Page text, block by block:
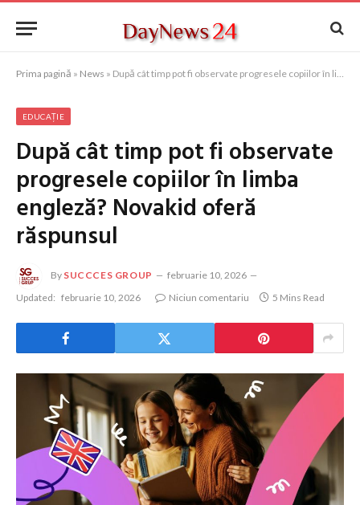
Prima pagină » News » După cât timp pot fi observate progresele copiilor în limba engleză? Novakid oferă răspunsul
EDUCAȚIE
După cât timp pot fi observate
progresele copiilor în limba
engleză? Novakid oferă
răspunsul
By SUCCCES GROUP
februarie 10, 2026
Updated: februarie 10, 2026 Niciun comentariu 5 Mins Read